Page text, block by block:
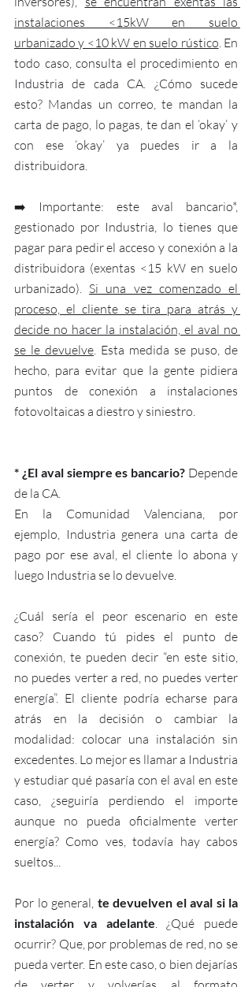
instalaciones <15kW en suelo
urbanizado y <10 kW en suelo rústico. En
todo caso, consulta el procedimiento en
Industria de cada CA. ¿Cómo sucede
esto? Mandas un correo, te mandan la
carta de pago, lo pagas, te dan el ‘okay’ y
con ese ‘okay’ ya puedes ir a la
distribuidora.
➡️ Importante: este aval bancario*,
gestionado por Industria, lo tienes que
pagar para pedir el acceso y conexión a la
distribuidora (exentas <15 kW en suelo
urbanizado). Si una vez comenzado el
proceso, el cliente se tira para atrás y
decide no hacer la instalación, el aval no
se le devuelve. Esta medida se puso, de
hecho, para evitar que la gente pidiera
puntos de conexión a instalaciones
fotovoltaicas a diestro y siniestro.
* ¿El aval siempre es bancario? Depende
de la CA.
En la Comunidad Valenciana, por
ejemplo, Industria genera una carta de
pago por ese aval, el cliente lo abona y
luego Industria se lo devuelve.
¿Cuál sería el peor escenario en este
caso? Cuando tú pides el punto de
conexión, te pueden decir “en este sitio,
no puedes verter a red, no puedes verter
energía”. El cliente podría echarse para
atrás en la decisión o cambiar la
modalidad: colocar una instalación sin
excedentes. Lo mejor es llamar a Industria
y estudiar qué pasaría con el aval en este
caso, ¿seguiría perdiendo el importe
aunque no pueda oficialmente verter
energía? Como ves, todavía hay cabos
sueltos...
Por lo general, te devuelven el aval si la
instalación va adelante. ¿Qué puede
ocurrir? Que, por problemas de red, no se
pueda verter. En este caso, o bien dejarías